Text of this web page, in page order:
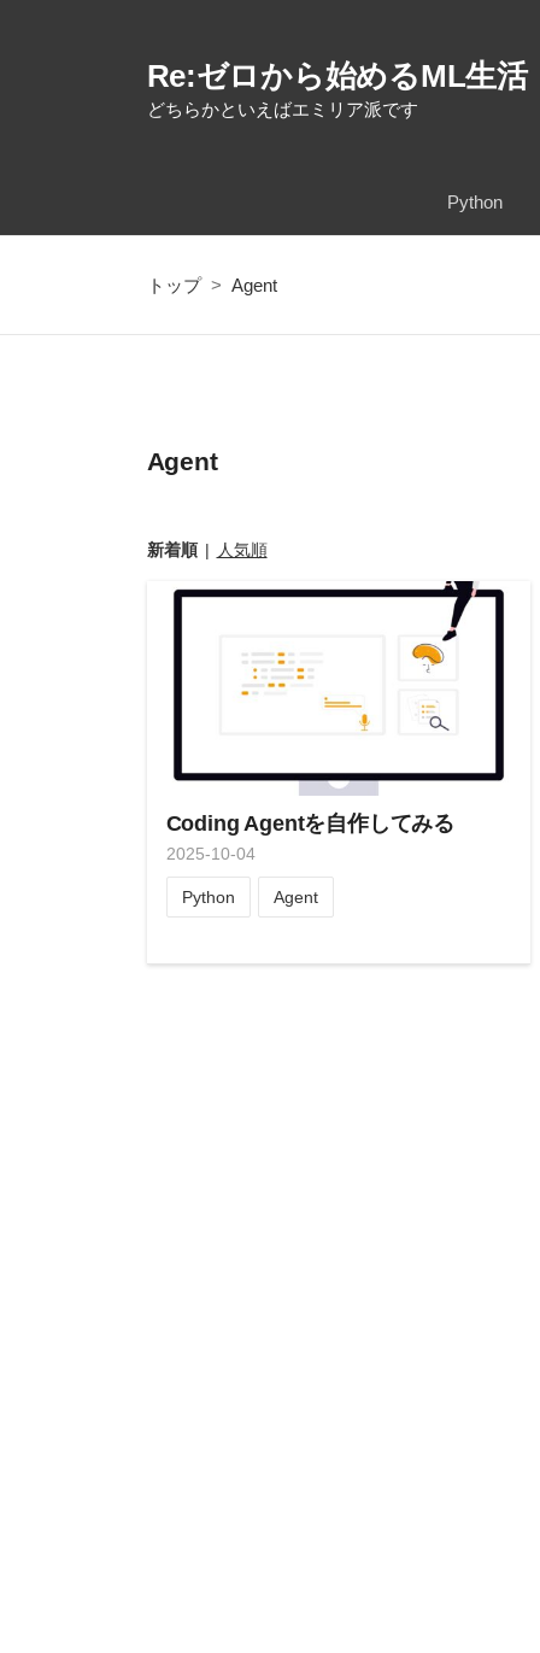
Re:ゼロから始めるML生活
どちらかといえばエミリア派です
Python
トップ > Agent
Agent
新着順 人気順
2025-10-04
Coding Agentを自作してみる
Python Agent